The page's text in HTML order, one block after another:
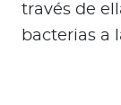
través de
bacterias a